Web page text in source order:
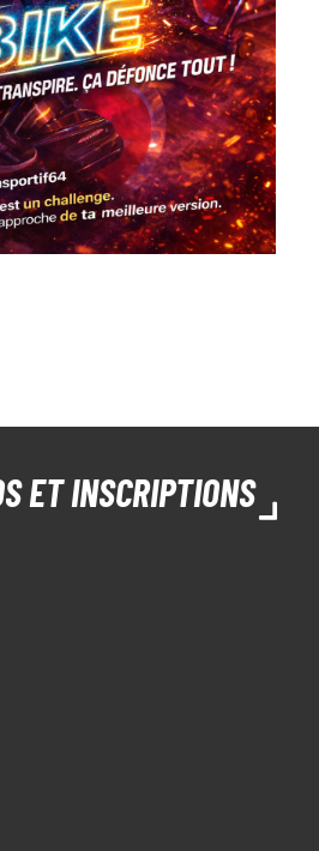
ET INSCRIPTIONS